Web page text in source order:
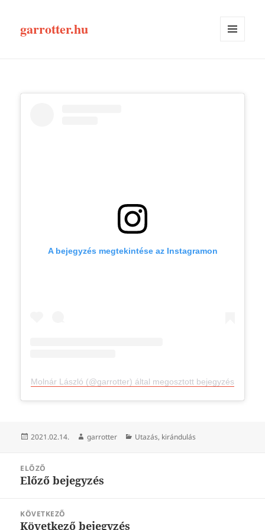
garrotter.hu
A bejegyzés megtekintése az Instagramon
Molnár László (@garrotter) által megosztott bejegyzés
Közzétéve
2021.02.14. Szerző
garrotter Kategória
Utazás, kirándulás
navigáció
ELŐZŐ
Korábbi
Előző bejegyzés
KÖVETKEZŐ
Következő
Következő bejegyzés